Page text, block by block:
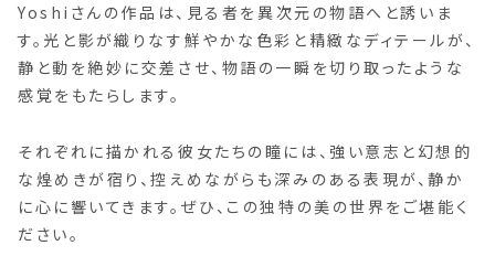
Yoshiさんの作品は、見る者を異次元の物語へと誘いま
す。光と影が織りなす鮮やかな色彩と精緻なディテールが、
静と動を絶妙に交差させ、物語の一瞬を切り取ったような
感覚をもたらします。
それぞれに描かれる彼女たちの瞳には、強い意志と幻想的
な煌めきが宿り、控えめながらも深みのある表現が、静か
に心に響いてきます。ぜひ、この独特の美の世界をご堪能く
ださい。